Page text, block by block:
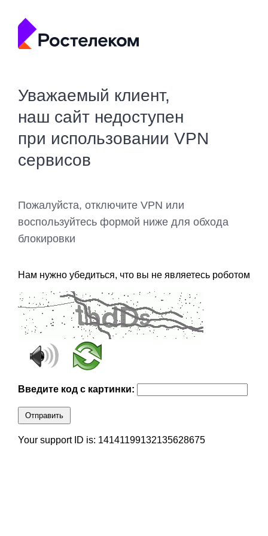
Уважаемый клиент,
наш сайт недоступен
при использовании VPN
сервисов
Пожалуйста, отключите VPN или
воспользуйтесь формой ниже для обхода
блокировки
Нам нужно убедиться, что вы не являетесь роботом
Введите код с картинки:
Отправить
Your support ID is: 14141199132135628675